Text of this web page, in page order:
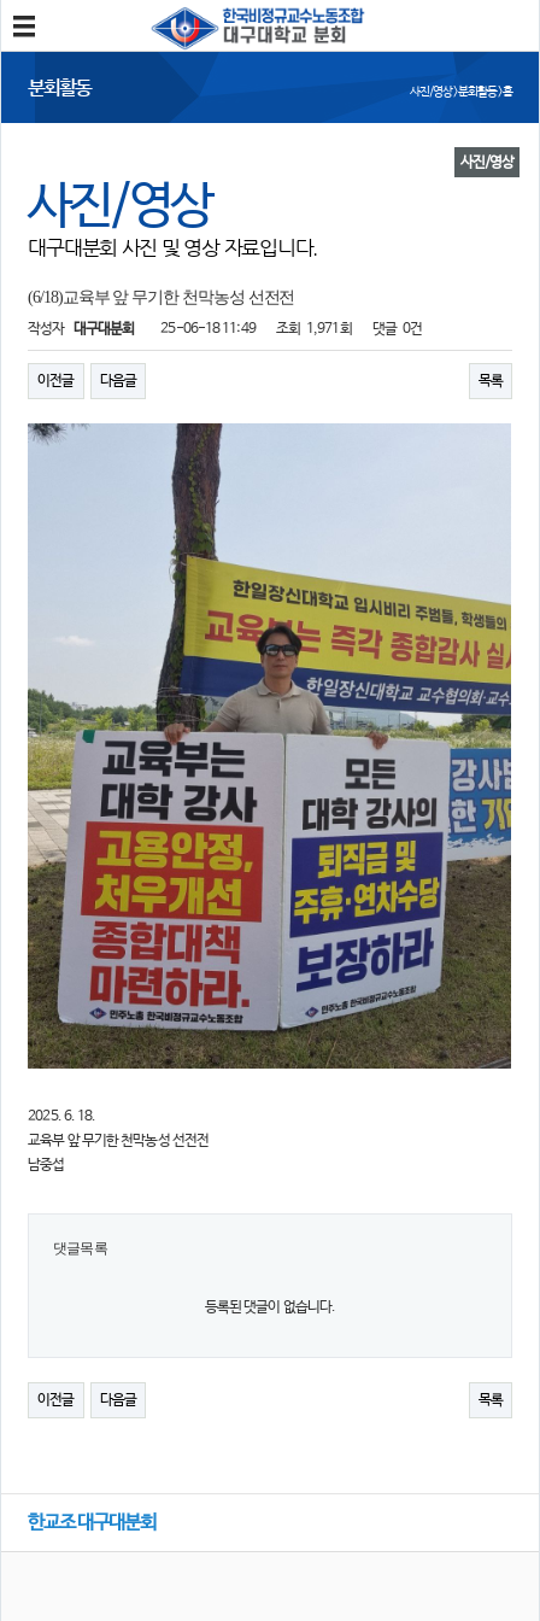
분회소개
분회활동
공지사항
사진/영상
정보와 소식
민주노총 및 본조소식
참여
분회활동 사진/영상 > 분회활동 > 홈
사진/영상
대구대분회 사진 및 영상 자료입니다.
사진/영상
(6/18)교육부 앞 무기한 천막농성 선전전
작성자 대구대분회 25-06-18 11:49 조회 1,971회 댓글 0건
이전글 다음글 목록
2025. 6. 18.
교육부 앞 무기한 천막농성 선전전
남중섭
댓글목록
등록된 댓글이 없습니다.
이전글 다음글 목록
한교조 대구대분회